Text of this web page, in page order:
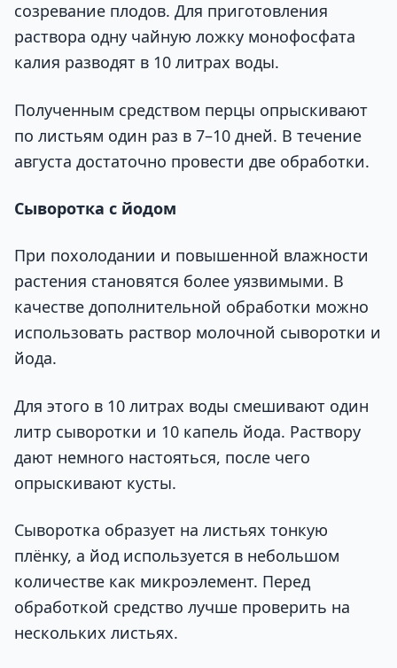
созревание плодов. Для приготовления
раствора одну чайную ложку монофосфата
калия разводят в 10 литрах воды.
Полученным средством перцы опрыскивают
по листьям один раз в 7–10 дней. В течение
августа достаточно провести две обработки.
Сыворотка с йодом
При похолодании и повышенной влажности
растения становятся более уязвимыми. В
качестве дополнительной обработки можно
использовать раствор молочной сыворотки и
йода.
Для этого в 10 литрах воды смешивают один
литр сыворотки и 10 капель йода. Раствору
дают немного настояться, после чего
опрыскивают кусты.
Сыворотка образует на листьях тонкую
плёнку, а йод используется в небольшом
количестве как микроэлемент. Перед
обработкой средство лучше проверить на
нескольких листьях.